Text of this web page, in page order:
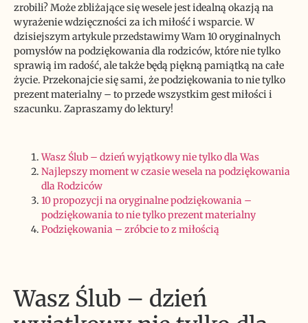
zrobili? Może zbliżające się wesele jest idealną okazją na
wyrażenie wdzięczności za ich miłość i wsparcie. W
dzisiejszym artykule przedstawimy Wam 10 oryginalnych
pomysłów na podziękowania dla rodziców, które nie tylko
sprawią im radość, ale także będą piękną pamiątką na całe
życie. Przekonajcie się sami, że podziękowania to nie tylko
prezent materialny – to przede wszystkim gest miłości i
szacunku. Zapraszamy do lektury!
Wasz Ślub – dzień wyjątkowy nie tylko dla Was
Najlepszy moment w czasie wesela na podziękowania
dla Rodziców
10 propozycji na oryginalne podziękowania –
podziękowania to nie tylko prezent materialny
Podziękowania – zróbcie to z miłością
Wasz Ślub – dzień